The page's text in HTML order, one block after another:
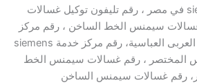
، موقع توكيل siemens في مصر ، رقم تليفون توكيل غسالات
سيمنس الخط الساخن ، رقم مركز
خدمة غسالات سيمنس العربى العباسية، رقم مركز خدمة siemens
المختصر ، رقم غسالات سيمنس الخط
رقم غسالات سيمنس الساخن